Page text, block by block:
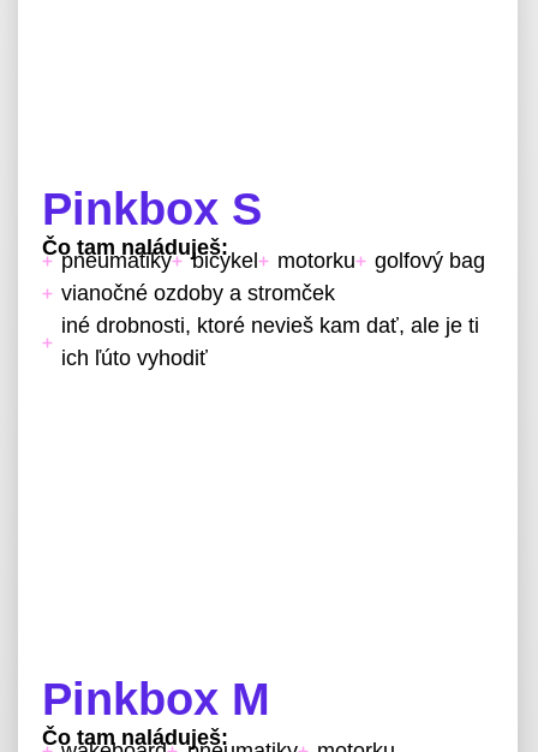
Pinkbox S
Čo tam naláduješ:
pneumatiky bicykel motorku
golfový bag
vianočné ozdoby a stromček
iné drobnosti, ktoré nevieš kam dať, ale je ti
ich ľúto vyhodiť
Pinkbox M
Čo tam naláduješ: